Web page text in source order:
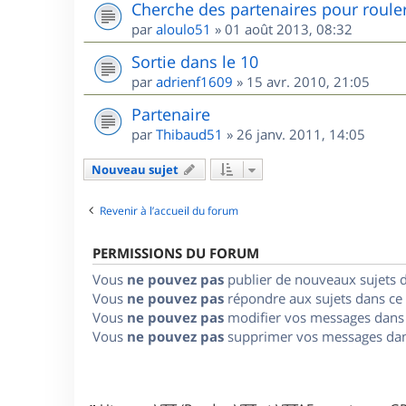
Cherche des partenaires pour
par aloulo51 » 01 août 2013, 08:32
Sortie dans le 10
par adrienf1609 » 15 avr. 2010, 21:05
Partenaire
par Thibaud51 » 26 janv. 2011, 14:05
Nouveau sujet
Revenir à l’accueil du forum
PERMISSIONS DU FORUM
Vous ne pouvez pas publier de nouveaux sujets
Vous ne pouvez pas répondre aux sujets dans
Vous ne pouvez pas modifier vos messages
Vous ne pouvez pas supprimer vos messages